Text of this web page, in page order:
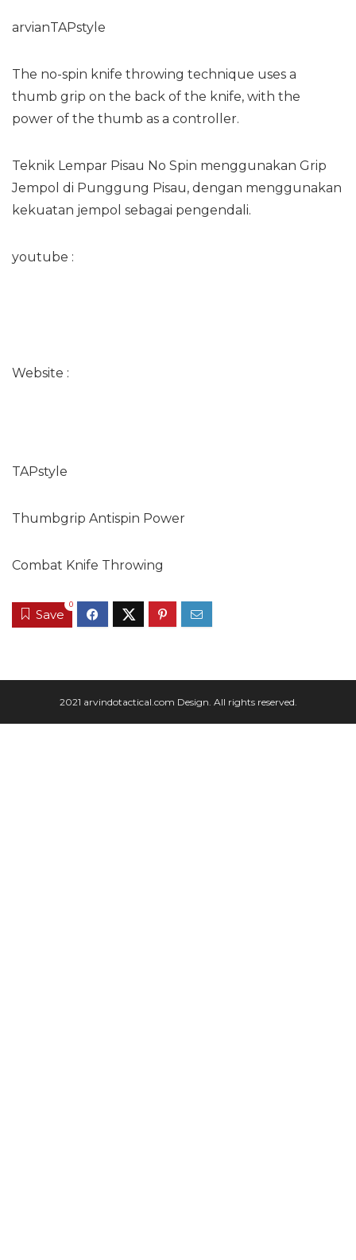
arvianTAPstyle
The no-spin knife throwing technique uses a
thumb grip on the back of the knife, with the
power of the thumb as a controller.
Teknik Lempar Pisau No Spin menggunakan Grip
Jempol di Punggung Pisau, dengan menggunakan
kekuatan jempol sebagai pengendali.
youtube :
Website :
TAPstyle
Thumbgrip Antispin Power
Combat Knife Throwing
Save
0
2021 arvindotactical.com Design. All rights reserved.